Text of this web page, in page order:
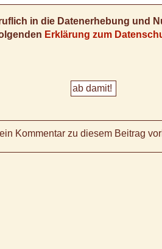
in die Datenerhebung und
Erklärung zum
Kommentar zu diesem Beitrag